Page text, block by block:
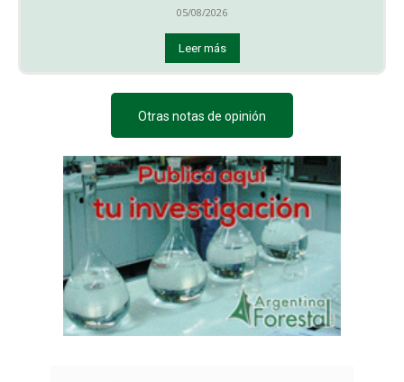
05/08/2026
Leer más
Otras notas de opinión